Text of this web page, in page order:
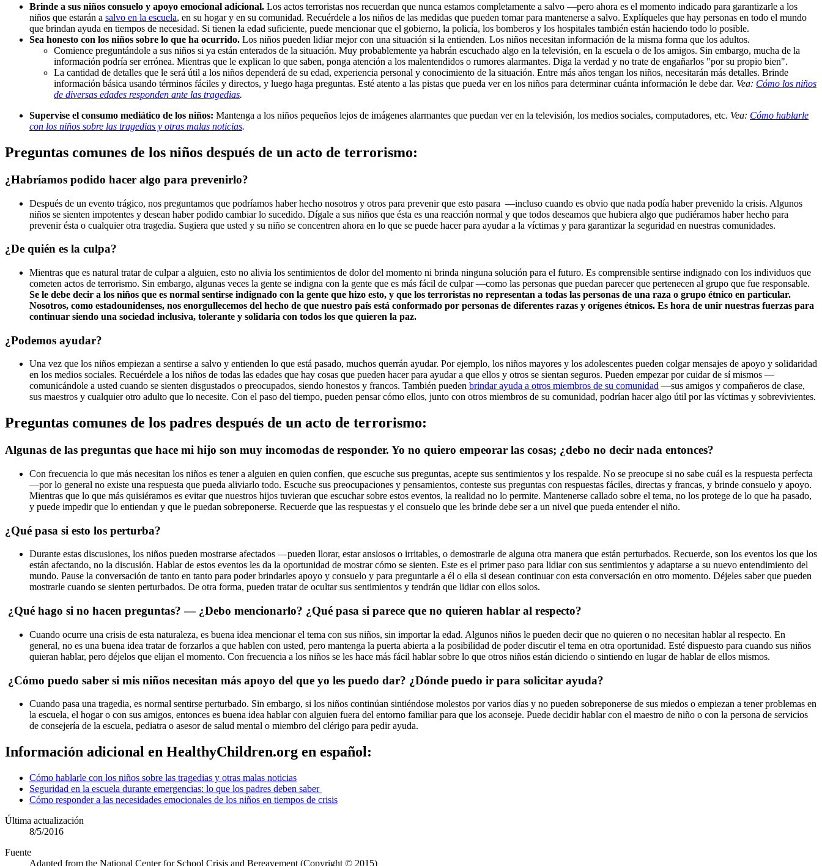
Brinde a sus niños consuelo y apoyo emocional adicional. Los actos terroristas nos recuerdan que nunca estamos completamente a salvo —pero ahora es el momento indicado para garantizarle a los
niños que estarán a salvo en la escuela, en su hogar y en su comunidad. Recuérdele a los niños de las medidas que pueden tomar para mantenerse a salvo. Explíqueles que hay personas en todo el mundo
que brindan ayuda en tiempos de necesidad. Si tienen la edad suficiente, puede mencionar que el gobierno, la policía, los bomberos y los hospitales también están haciendo todo lo posible.
Sea honesto con los niños sobre lo que ha ocurrido. Los niños pueden lidiar mejor con una situación si la entienden. Los niños necesitan información de la misma forma que los adultos.
Comience preguntándole a sus niños si ya están enterados de la situación. Muy probablemente ya habrán escuchado algo en la televisión, en la escuela o de los amigos. Sin embargo, mucha de la
información podría ser errónea. Mientras que le explican lo que saben, ponga atención a los malentendidos o rumores alarmantes. Diga la verdad y no trate de engañarlos "por su propio bien".
La cantidad de detalles que le será útil a los niños dependerá de su edad, experiencia personal y conocimiento de la situación. Entre más años tengan los niños, necesitarán más detalles. Brinde
información básica usando términos fáciles y directos, y luego haga preguntas. Esté atento a las pistas que pueda ver en los niños para determinar cuánta información le debe dar. Vea: Cómo los niños
de diversas edades responden ante las tragedias.
Supervise el consumo mediático de los niños: Mantenga a los niños pequeños lejos de imágenes alarmantes que puedan ver en la televisión, los medios sociales, computadores, etc. Vea: Cómo hablarle
con los niños sobre las tragedias y otras malas noticias.
Preguntas comunes de los niños después de un acto de terrorismo:
¿Habríamos podido hacer algo para prevenirlo?
Después de un evento trágico, nos preguntamos que podríamos haber hecho nosotros y otros para prevenir que esto pasara —incluso cuando es obvio que nada podía haber prevenido la crisis. Algunos
niños se sienten impotentes y desean haber podido cambiar lo sucedido. Dígale a sus niños que ésta es una reacción normal y que todos deseamos que hubiera algo que pudiéramos haber hecho para
prevenir ésta o cualquier otra tragedia. Sugiera que usted y su niño se concentren ahora en lo que se puede hacer para ayudar a la víctimas y para garantizar la seguridad en nuestras comunidades.
¿De quién es la culpa?
Mientras que es natural tratar de culpar a alguien, esto no alivia los sentimientos de dolor del momento ni brinda ninguna solución para el futuro. Es comprensible sentirse indignado con los individuos que
cometen actos de terrorismo. Sin embargo, algunas veces la gente se indigna con la gente que es más fácil de culpar —como las personas que puedan parecer que pertenecen al grupo que fue responsable.
Se le debe decir a los niños que es normal sentirse indignado con la gente que hizo esto, y que los terroristas no representan a todas las personas de una raza o grupo étnico en particular.
Nosotros, como estadounidenses, nos enorgullecemos del hecho de que nuestro país está conformado por personas de diferentes razas y orígenes étnicos. Es hora de unir nuestras fuerzas para
continuar siendo una sociedad inclusiva, tolerante y solidaria con todos los que quieren la paz.
¿Podemos ayudar?
Una vez que los niños empiezan a sentirse a salvo y entienden lo que está pasado, muchos querrán ayudar. Por ejemplo, los niños mayores y los adolescentes pueden colgar mensajes de apoyo y solidaridad
en los medios sociales. Recuérdele a los niños de todas las edades que hay cosas que pueden hacer para ayudar a que ellos y otros se sientan seguros. Pueden empezar por cuidar de sí mismos —
comunicándole a usted cuando se sienten disgustados o preocupados, siendo honestos y francos. También pueden brindar ayuda a otros miembros de su comunidad —sus amigos y compañeros de clase,
sus maestros y cualquier otro adulto que lo necesite. Con el paso del tiempo, pueden pensar cómo ellos, junto con otros miembros de su comunidad, podrían hacer algo útil por las víctimas y sobrevivientes.
Preguntas comunes de los padres después de un acto de terrorismo:
Algunas de las preguntas que hace mi hijo son muy incomodas de responder. Yo no quiero empeorar las cosas; ¿debo no decir nada entonces?
Con frecuencia lo que más necesitan los niños es tener a alguien en quien confíen, que escuche sus preguntas, acepte sus sentimientos y los respalde. No se preocupe si no sabe cuál es la respuesta perfecta
—por lo general no existe una respuesta que pueda aliviarlo todo. Escuche sus preocupaciones y pensamientos, conteste sus preguntas con respuestas fáciles, directas y francas, y brinde consuelo y apoyo.
Mientras que lo que más quisiéramos es evitar que nuestros hijos tuvieran que escuchar sobre estos eventos, la realidad no lo permite. Mantenerse callado sobre el tema, no los protege de lo que ha pasado,
y puede impedir que lo entiendan y que le puedan sobreponerse. Recuerde que las respuestas y el consuelo que les brinde debe ser a un nivel que pueda entender el niño.
¿Qué pasa si esto los perturba?
Durante estas discusiones, los niños pueden mostrarse afectados —pueden llorar, estar ansiosos o irritables, o demostrarle de alguna otra manera que están perturbados. Recuerde, son los eventos los que los
están afectando, no la discusión. Hablar de estos eventos les da la oportunidad de mostrar cómo se sienten. Este es el primer paso para lidiar con sus sentimientos y adaptarse a su nuevo entendimiento del
mundo. Pause la conversación de tanto en tanto para poder brindarles apoyo y consuelo y para preguntarle a él o ella si desean continuar con esta conversación en otro momento. Déjeles saber que pueden
mostrarle cuando se sienten perturbados. De otra forma, pueden tratar de ocultar sus sentimientos y tendrán que lidiar con ellos solos.
¿Qué hago si no hacen preguntas? — ¿Debo mencionarlo? ¿Qué pasa si parece que no quieren hablar al respecto?
Cuando ocurre una crisis de esta naturaleza, es buena idea mencionar el tema con sus niños, sin importar la edad. Algunos niños le pueden decir que no quieren o no necesitan hablar al respecto. En
general, no es una buena idea tratar de forzarlos a que hablen con usted, pero mantenga la puerta abierta a la posibilidad de poder discutir el tema en otra oportunidad. Esté dispuesto para cuando sus niños
quieran hablar, pero déjelos que elijan el momento. Con frecuencia a los niños se les hace más fácil hablar sobre lo que otros niños están diciendo o sintiendo en lugar de hablar de ellos mismos.
¿Cómo puedo saber si mis niños necesitan más apoyo del que yo les puedo dar? ¿Dónde puedo ir para solicitar ayuda?
Cuando pasa una tragedia, es normal sentirse perturbado. Sin embargo, si los niños continúan sintiéndose molestos por varios días y no pueden sobreponerse de sus miedos o empiezan a tener problemas en
la escuela, el hogar o con sus amigos, entonces es buena idea hablar con alguien fuera del entorno familiar para que los aconseje. Puede decidir hablar con el maestro de niño o con la persona de servicios
de consejería de la escuela, pediatra o asesor de salud mental o miembro del clérigo para pedir ayuda.
Información adicional en HealthyChildren.org en español:
Cómo hablarle con los niños sobre las tragedias y otras malas noticias
Seguridad en la escuela durante emergencias: lo que los padres deben saber
Cómo responder a las necesidades emocionales de los niños en tiempos de crisis
Última actualización
8/5/2016
Fuente
Adapted from the National Center for School Crisis and Bereavement (Copyright © 2015)